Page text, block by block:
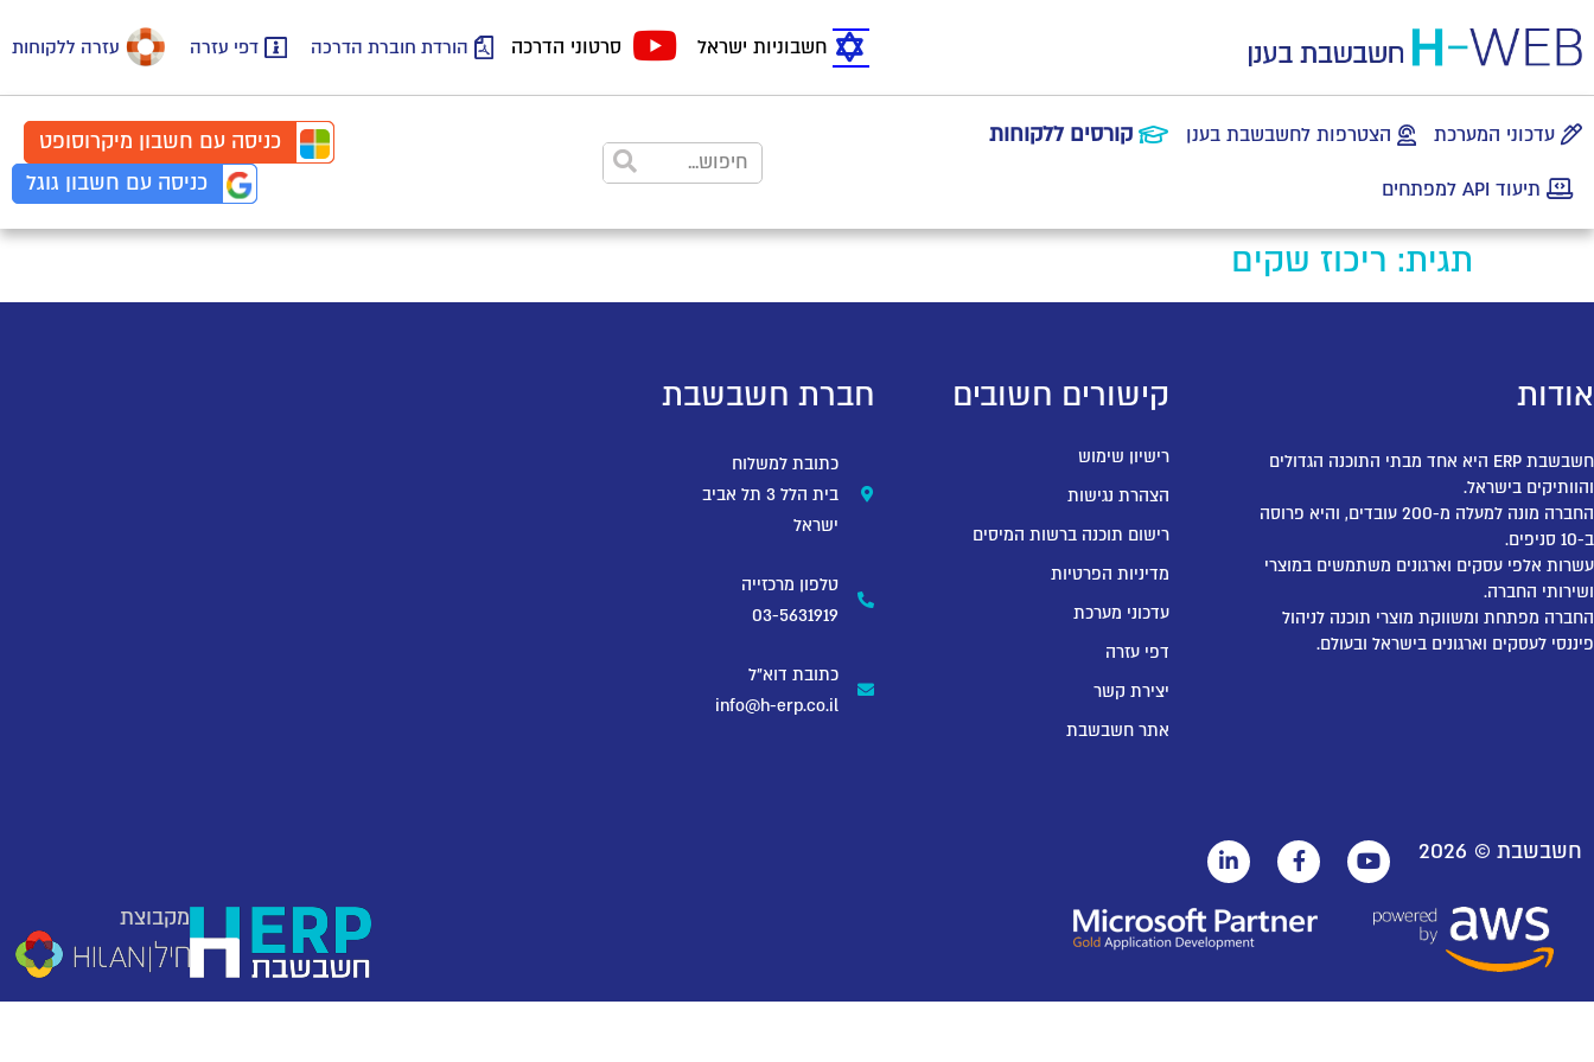
חשבוניות ישראל סרטוני הדרכה הורדת חוברת הדרכה דפי עזרה עזרה ללקוחות
עדכוני המערכת הצטרפות לחשבשבת בענן קורסים ללקוחות
תיעוד API למפתחים
כניסה עם חשבון מיקרוסופט
כניסה עם חשבון גוגל
תגית: ריכוז שקים
אודות
חשבשבת ERP היא אחד מבתי התוכנה הגדולים
והוותיקים בישראל.
החברה מונה למעלה מ-200 עובדים, והיא פרוסה
ב-10 סניפים.
עשרות אלפי עסקים וארגונים משתמשים במוצרי
ושירותי החברה.
החברה מפתחת ומשווקת מוצרי תוכנה לניהול
פיננסי לעסקים וארגונים בישראל ובעולם.
קישורים חשובים
רישיון שימוש
הצהרת נגישות
רישום תוכנה ברשות המיסים
מדיניות הפרטיות
עדכוני מערכת
דפי עזרה
יצירת קשר
אתר חשבשבת
חברת חשבשבת
כתובת למשלוח
בית הלל 3 תל אביב
ישראל
טלפון מרכזייה
03-5631919
כתובת דוא"ל
info@h-erp.co.il
חשבשבת © 2026
מקבוצת